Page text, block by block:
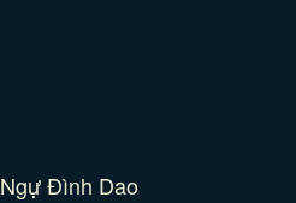
Ngự Đình Dao